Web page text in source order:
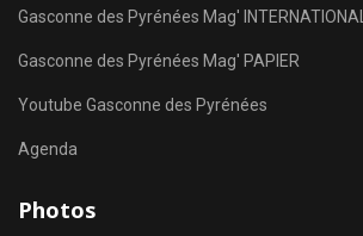
Gasconne des Pyrénées Mag' INTERNATIONAL
Gasconne des Pyrénées Mag' PAPIER
Youtube Gasconne des Pyrénées
Agenda
Photos